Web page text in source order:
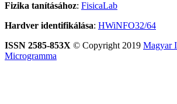
Fizika tanításához: FisicaLab
Hardver identifikálása: HWiNFO32/64
ISSN 2585-853X © Copyright 2019 Magyar
Microgramma